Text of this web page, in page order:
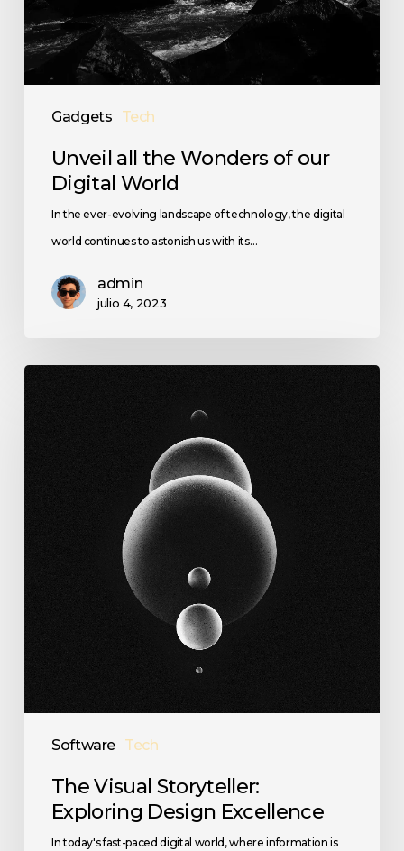
Gadgets Tech
Unveil all the Wonders of our
Digital World
In the ever-evolving landscape of technology, the digital
world continues to astonish us with its…
admin
julio 4, 2023
Software Tech
Visual
Storyteller:
Excellence
The Visual Storyteller:
Exploring Design Excellence
In today's fast-paced digital world, where information is